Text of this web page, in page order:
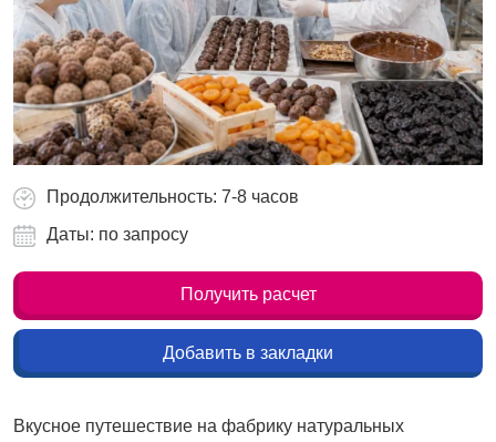
Продолжительность: 7-8 часов
Даты: по запросу
Получить расчет
Добавить в закладки
Вкусное путешествие на фабрику натуральных